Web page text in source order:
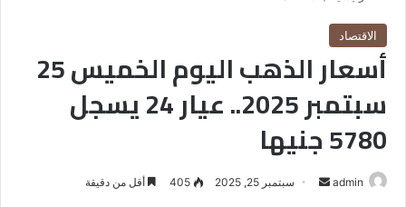
الاقتصاد
أسعار الذهب اليوم الخميس 25
سبتمبر 2025.. عيار 24 يسجل
5780 جنيها
admin
أرسل سبتمبر 25, 2025 405 أقل من دقيقة